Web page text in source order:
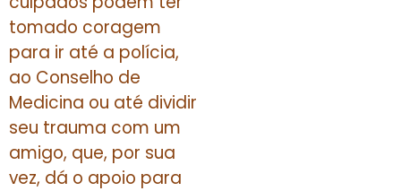
tomado coragem
para ir até a polícia,
ao Conselho de
Medicina ou até dividir
seu trauma com um
amigo, que, por sua
vez, dá o apoio para